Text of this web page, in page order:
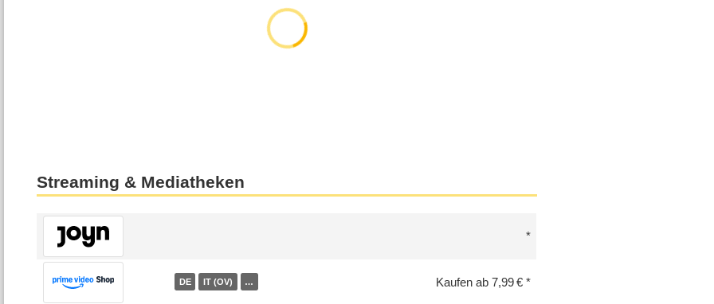
Streaming & Mediatheken
DE IT (OV) … Kaufen ab 7,99 €